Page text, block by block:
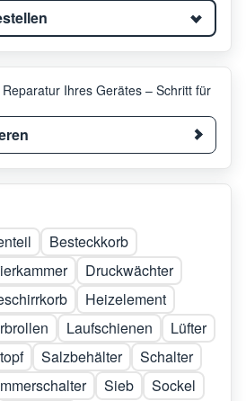
Ihres Gerätes – Schritt für
Besteckkorb
Druckwächter
Heizelement
Laufschienen
Lüfter
Salzbehälter
Schalter
Sieb
Sockel